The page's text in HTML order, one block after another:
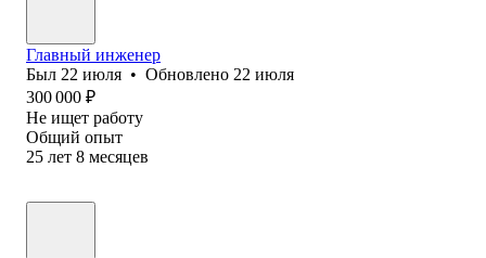
Главный инженер
Был 22 июля • Обновлено 22 июля
300 000 ₽
Не ищет работу
Общий опыт
25 лет 8 месяцев